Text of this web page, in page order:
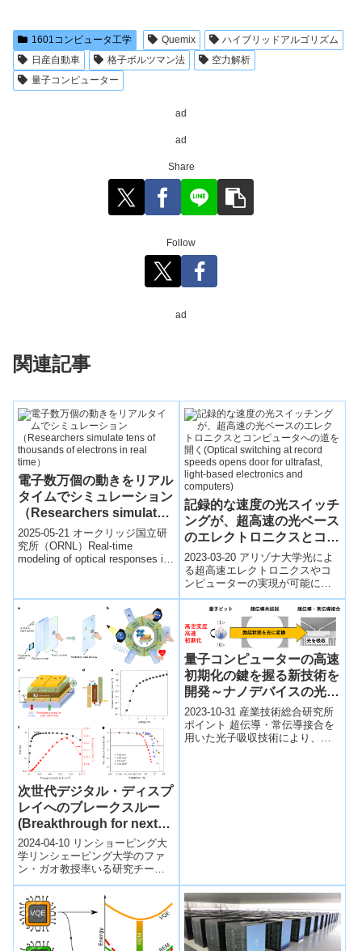
1601コンピュータ工学 Quemix
ハイブリッドアルゴリズム
日産自動車
格子ボルツマン法
空力解析
量子コンピューター
ad
ad
Share
Follow
ad
関連記事
電子数万個の動きをリアル
タイムでシミュレーション
（Researchers simulate
tens of thousands of
electrons in real time）
2025-05-21 オークリッジ国立研
究所（ORNL）Real-time
modeling of optical responses in
記録的な速度の光スイッチ
ングが、超高速の光ベース
のエレクトロニクスとコン
ピュータへの道を開く
(Optical switching at
record speeds opens
door for ultrafast, light-
based electronics and
computers)
2023-03-20 アリゾナ大学光によ
る超高速エレクトロニクスやコ
ンピューターの実現が可能にな
る光スイッチングの達成に関し
て、アリゾナ大学の物理学者が
国際チー...
次世代デジタル・ディスプ
レイへのブレークスルー
(Breakthrough for next-
generation digital
displays)
2024-04-10 リンショーピング大
学リンシェーピング大学のファ
ン・ガオ教授率いる研究チーム
が、新しいタイプのデジタルデ
ィスプレイを開発しました。こ
のディス...
量子コンピューターの高速
初期化の鍵を握る新技術を
開発～ナノデバイスの光子
吸収を利用して超伝導量子
ビットの初期化を加速～
2023-10-31 産業技術総合研究所
ポイント 超伝導・常伝導接合を
用いた光子吸収技術により、高